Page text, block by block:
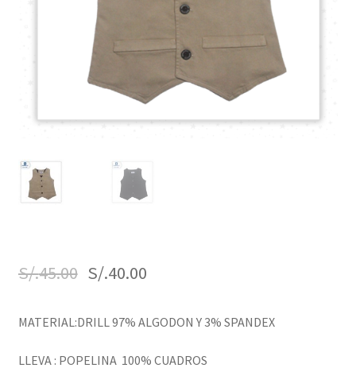
S/.45.00 S/.40.00
MATERIAL:DRILL 97% ALGODON Y 3% SPANDEX
LLEVA : POPELINA 100% CUADROS